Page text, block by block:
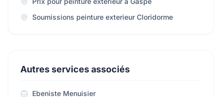
Soumissions peinture exterieur Cloridorme
Autres services associés
Ebeniste Menuisier